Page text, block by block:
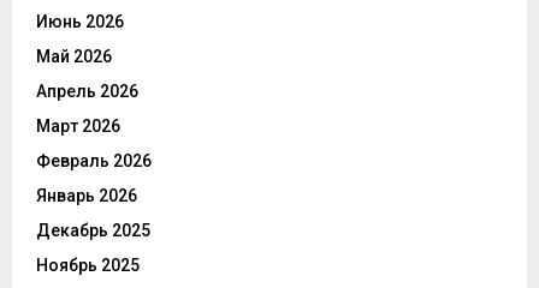
Июнь 2026
Май 2026
Апрель 2026
Март 2026
Февраль 2026
Январь 2026
Декабрь 2025
Ноябрь 2025